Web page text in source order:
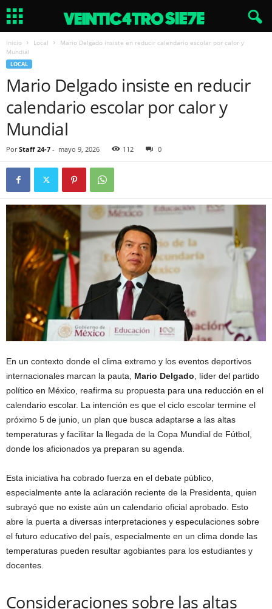
Inicio Local
Mario Delgado insiste en reducir calendario escolar por calor y
Mundial
LOCAL
Mario Delgado insiste en reducir
calendario escolar por calor y
Mundial
Por Staff 24-7 - mayo 9, 2026 112 0
En un contexto donde el clima extremo y los eventos deportivos
internacionales marcan la pauta, Mario Delgado , líder del partido
político en México, reafirma su propuesta para una reducción en el
calendario escolar. La intención es que el ciclo escolar termine el
próximo 5 de junio, un plan que busca adaptarse a las altas
temperaturas y facilitar la llegada de la Copa Mundial de Fútbol,
donde los aficionados ya preparan su agenda.
Esta iniciativa ha cobrado fuerza en el debate público,
especialmente ante la aclaración reciente de la Presidenta, quien
subrayó que no existe aún un calendario oficial aprobado. Esto
abre la puerta a diversas interpretaciones y especulaciones sobre
el futuro educativo del país, especialmente en un clima donde las
temperaturas pueden resultar agobiantes para los estudiantes y
docentes.
Consideraciones sobre las altas